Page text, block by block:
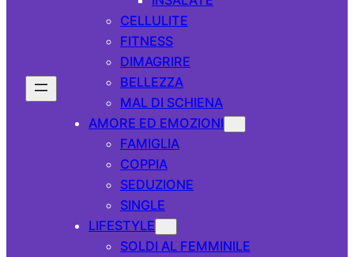
CELLULITE
FITNESS
DIMAGRIRE
BELLEZZA
MAL DI SCHIENA
AMORE ED EMOZIONI
FAMIGLIA
COPPIA
SEDUZIONE
SINGLE
LIFESTYLE
SOLDI AL FEMMINILE